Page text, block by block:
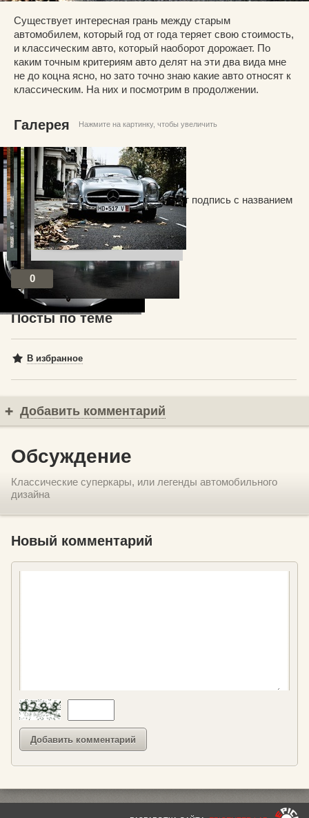
Существует интересная грань между старым
автомобилем, который год от года теряет свою стоимость,
и классическим авто, который наоборот дорожает. По
каким точным критериям авто делят на эти два вида мне
не до коцна ясно, но зато точно знаю какие авто относят к
классическим. На них и посмотрим в продолжении.
Галерея Нажмите на картинку, чтобы увеличить
После клика на фото, под ним будет подпись с названием
авто.
0
Посты по теме
В избранное
Добавить комментарий
Обсуждение
Классические суперкары, или легенды автомобильного
дизайна
Новый комментарий